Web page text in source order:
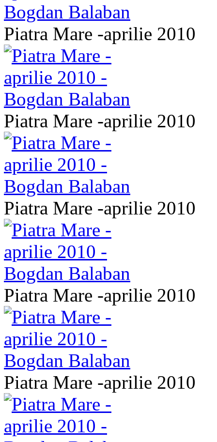
Piatra Mare -aprilie 2010
Piatra Mare -aprilie 2010
Piatra Mare -aprilie 2010
Piatra Mare -aprilie 2010
Piatra Mare -aprilie 2010